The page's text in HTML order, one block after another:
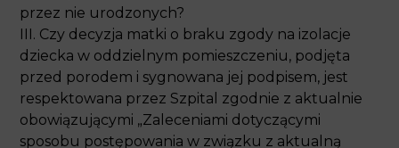
III. Czy decyzja matki o braku zgody na izolacje
dziecka w oddzielnym pomieszczeniu, podjęta
przed porodem i sygnowana jej podpisem, jest
respektowana przez Szpital zgodnie z aktualnie
obowiązującymi „Zaleceniami dotyczącymi
sposobu postępowania w związku z aktualną
sytuacją